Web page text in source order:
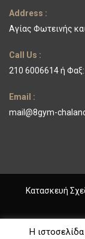
Address :
Αγίας Φωτεινής
Call Us :
210 6006614 ή
Email :
mail@8gym-
Κατασκευή
ΓΥΜΝΑΣΙΟ
Η